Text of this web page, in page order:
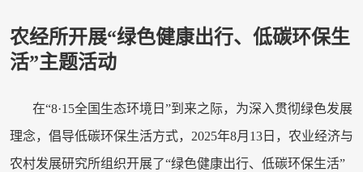
农经所开展“绿色健康出行、低碳环保生
活”主题活动
在“8·15全国生态环境日”到来之际，为深入贯彻绿色发展
理念，倡导低碳环保生活方式，2025年8月13日，农业经济与
农村发展研究所组织开展了“绿色健康出行、低碳环保生活”